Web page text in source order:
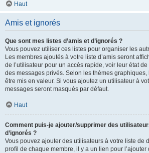
Haut
Amis et ignorés
Que sont mes listes d’amis et d’ignorés ?
Vous pouvez utiliser ces listes pour organiser les
Les membres ajoutés à votre liste d’amis seront
de l’utilisateur pour un accès rapide, voir leur état
des messages privés. Selon les thèmes
être mis en valeur. Si vous ajoutez un utilisateur à
messages seront masqués par défaut.
Haut
Comment puis-je ajouter/supprimer des
d’ignorés ?
Vous pouvez ajouter des utilisateurs à votre liste de
profil de chaque membre, il y a un lien pour l’ajouter